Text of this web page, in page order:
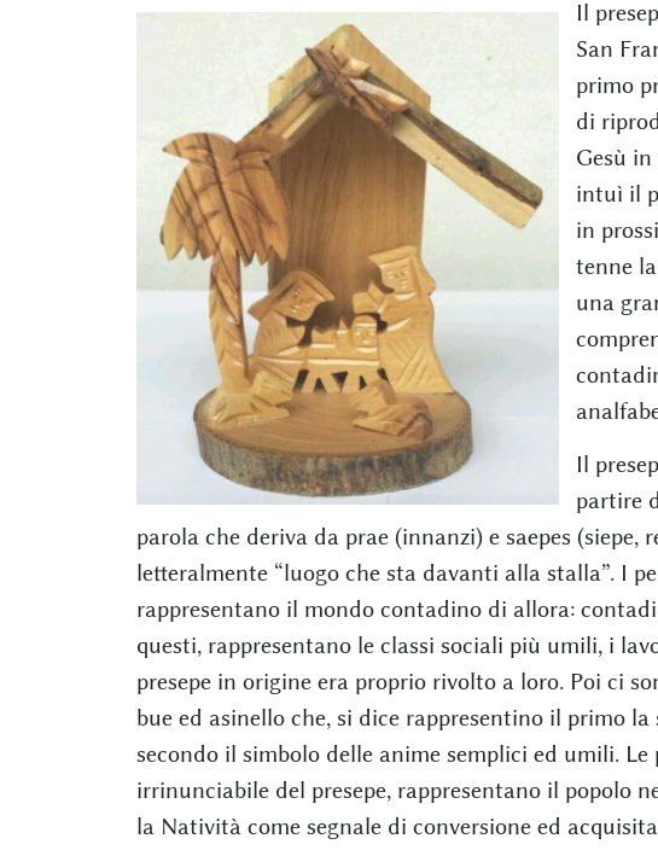
Il
San
primo
di
Gesù
intuì il
in
tenne
una
Il
partire
parola che deriva da prae (innanzi) e saepes (siepe,
letteralmente “luogo che sta davanti alla stalla”. I
rappresentano il mondo contadino di allora:
questi, rappresentano le classi sociali più umili, i
presepe in origine era proprio rivolto a loro. Poi ci
bue ed asinello che, si dice rappresentino il primo
secondo il simbolo delle anime semplici ed umili. Le
irrinunciabile del presepe, rappresentano il popolo
la Natività come segnale di conversione ed